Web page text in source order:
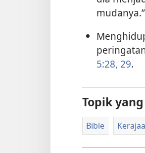
5:28, 29.
Topik
Bible